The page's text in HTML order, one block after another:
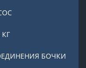
БОЧКИ